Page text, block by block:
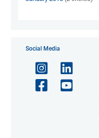
Social Media